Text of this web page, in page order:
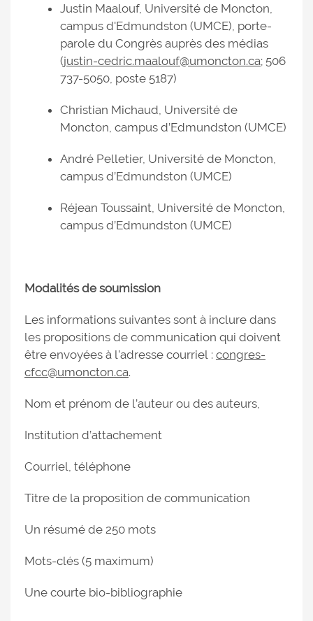
Justin Maalouf, Université de Moncton,
campus d'Edmundston (UMCE), porte-
parole du Congrès auprès des médias
(justin-cedric.maalouf@umoncton.ca; 506
737-5050, poste 5187)
Christian Michaud, Université de
Moncton, campus d’Edmundston (UMCE)
André Pelletier, Université de Moncton,
campus d’Edmundston (UMCE)
Réjean Toussaint, Université de Moncton,
campus d’Edmundston (UMCE)
Modalités de soumission
Les informations suivantes sont à inclure dans
les propositions de communication qui doivent
être envoyées à l’adresse courriel : congres-
cfcc@umoncton.ca.
Nom et prénom de l’auteur ou des auteurs,
Institution d’attachement
Courriel, téléphone
Titre de la proposition de communication
Un résumé de 250 mots
Mots-clés (5 maximum)
Une courte bio-bibliographie